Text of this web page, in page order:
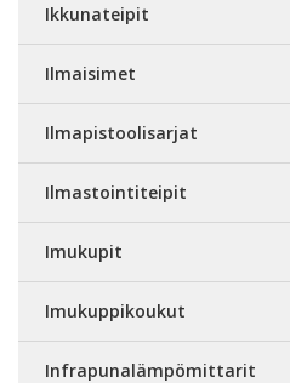
Ikkunateipit
Ilmaisimet
Ilmapistoolisarjat
Ilmastointiteipit
Imukupit
Imukuppikoukut
Infrapunalämpömittarit